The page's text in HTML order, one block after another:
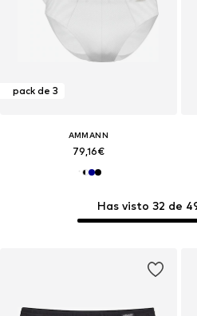
Has visto 32 de
pack de 3
AMMANN
79,16€